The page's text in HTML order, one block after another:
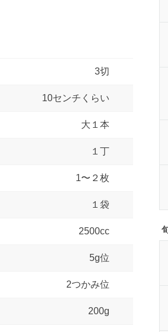
3切
10センチくらい
大１本
１丁
1〜２枚
１袋
2500cc
5g位
2つかみ位
200g